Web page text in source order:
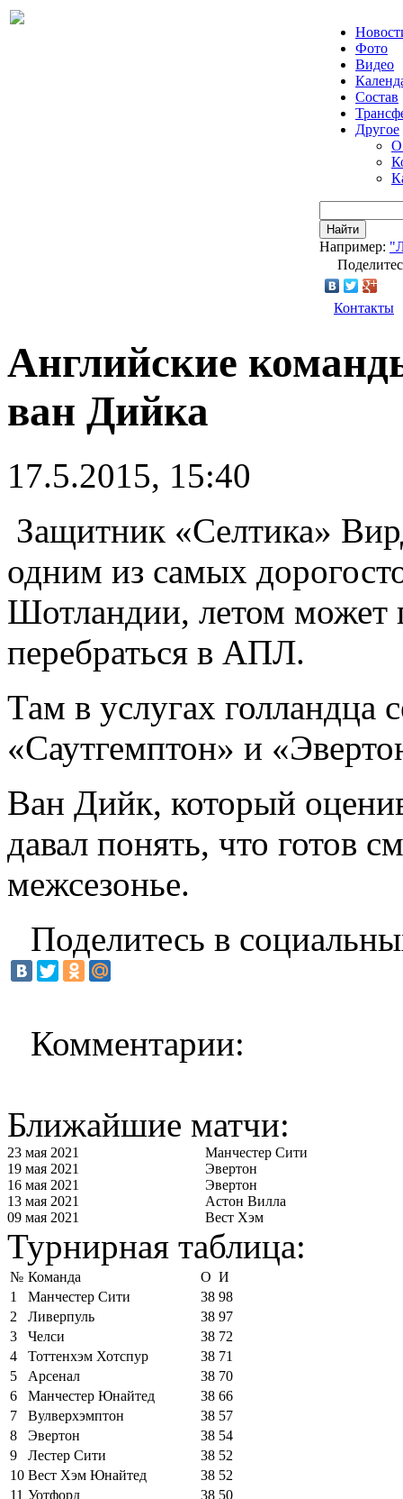
Фото
Видео
Состав
Другое
О
Найти
Например:
Контакты
Английские
ван Дийка
17.5.2015, 15:40
Защитник «Селтика»
одним из самых
Шотландии, летом может
перебраться в АПЛ.
Там в услугах голландца
«Саутгемптон» и
Ван Дийк, который
давал понять, что готов
межсезонье.
Поделитесь в
Комментарии:
Ближайшие матчи:
23 мая 2021
Манчестер Сити
19 мая 2021
Эвертон
16 мая 2021
Эвертон
13 мая 2021
Астон Вилла
09 мая 2021
Вест Хэм
Турнирная таблица:
№ Команда О И
1
Манчестер Сити 38 98
2
Ливерпуль 38 97
3
Челси 38 72
4
Тоттенхэм Хотспур 38 71
5
Арсенал 38 70
6
Манчестер Юнайтед 38 66
7
Вулверхэмптон 38 57
8
Эвертон 38 54
9
Лестер Сити 38 52
10 Вест Хэм Юнайтед 38 52
11 Уотфорд 38 50